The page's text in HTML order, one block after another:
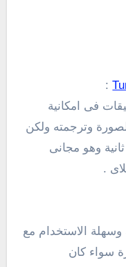
:
فى امكانية
وترجمته ولكن
يستعرق بعض الوقت يصل الى 30 ثانية وهو مجانى
.
وسهلة الاستخدام مع
سواء كان